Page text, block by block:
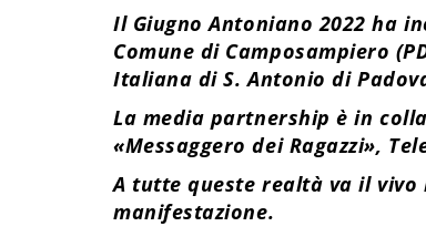
Il Giugno Antoniano 2022 ha
Comune di Camposampiero
Italiana di S. Antonio di
La media partnership è in
«Messaggero dei Ragazzi»,
A tutte queste realtà va il
manifestazione.